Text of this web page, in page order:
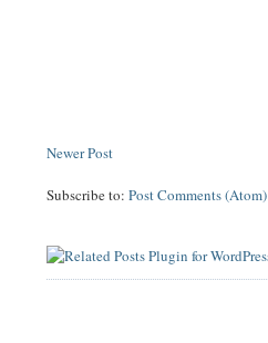
Newer Post
Subscribe to:Post Comments (Atom)